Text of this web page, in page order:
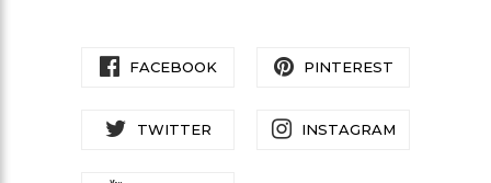
FACEBOOK PINTEREST
TWITTER INSTAGRAM